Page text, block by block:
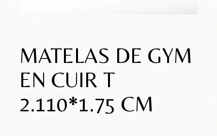
MATELAS DE GYM
EN CUIR T
2.110*1.75 CM